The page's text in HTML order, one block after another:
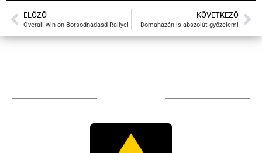
ELŐZŐ
Overall win on Borsodnádasd Rallye!
KÖVETKEZŐ
Domaházán is abszolút győzelem!